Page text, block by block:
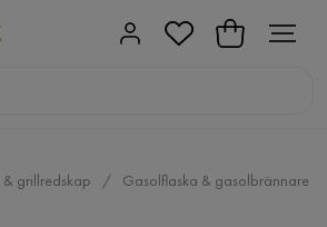
grillredskap Gasolflaska & gasolbrännare